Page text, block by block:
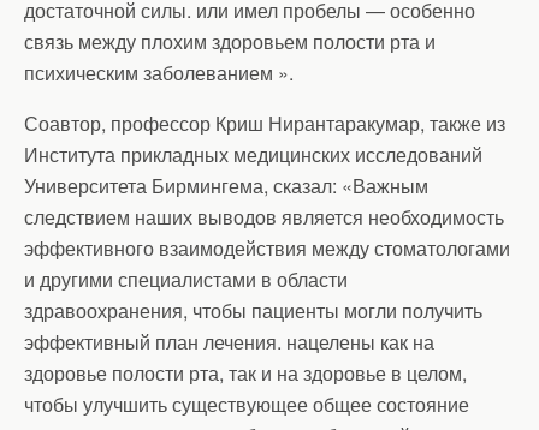
достаточной силы. или имел пробелы — особенно
связь между плохим здоровьем полости рта и
психическим заболеванием ».
Соавтор, профессор Криш Нирантаракумар, также из
Института прикладных медицинских исследований
Университета Бирмингема, сказал: «Важным
следствием наших выводов является необходимость
эффективного взаимодействия между стоматологами
и другими специалистами в области
здравоохранения, чтобы пациенты могли получить
эффективный план лечения. нацелены как на
здоровье полости рта, так и на здоровье в целом,
чтобы улучшить существующее общее состояние